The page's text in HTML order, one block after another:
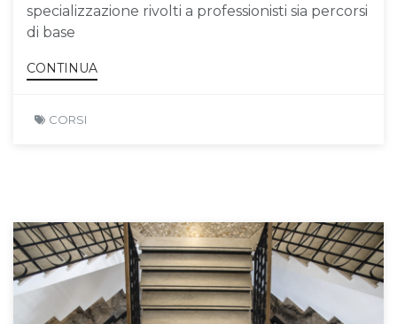
specializzazione rivolti a professionisti sia percorsi
di base
CONTINUA
CORSI